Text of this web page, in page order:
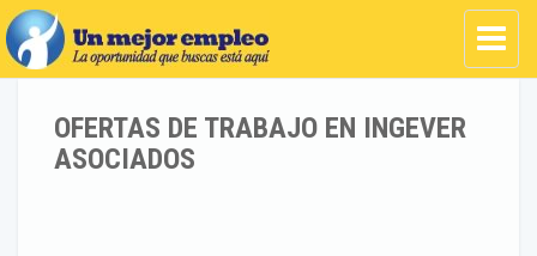
OFERTAS DE TRABAJO EN INGEVER
ASOCIADOS